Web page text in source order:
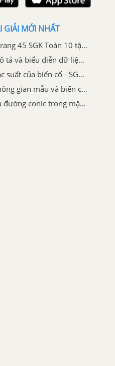
GIẢI MỚI NHẤT
Giải bài 11 trang 45 SGK Toán 10 tập 2 – Chân trời sáng tạo
Lý thuyết Mô tả và biểu diễn dữ liệu trên các bảng và biểu đồ - SGK Toán 10 CTST
Lý thuyết Xác suất của biến cố - SGK Toán 10 Chân trời sáng tạo
Lý thuyết Không gian mẫu và biến cố - SGK Toán 10 Chân trời sáng tạo
Lý thuyết Ba đường conic trong mặt phẳng tọa độ - SGK Toán 10 Chân trời sáng tạo